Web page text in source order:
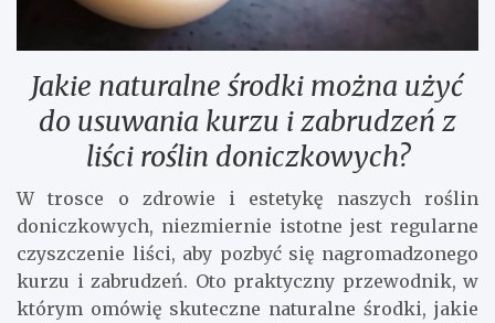
Jakie naturalne środki można użyć
do usuwania kurzu i zabrudzeń z
liści roślin doniczkowych?
W trosce o zdrowie i estetykę naszych roślin
doniczkowych, niezmiernie istotne jest regularne
czyszczenie liści, aby pozbyć się nagromadzonego
kurzu i zabrudzeń. Oto praktyczny przewodnik, w
którym omówię skuteczne naturalne środki, jakie